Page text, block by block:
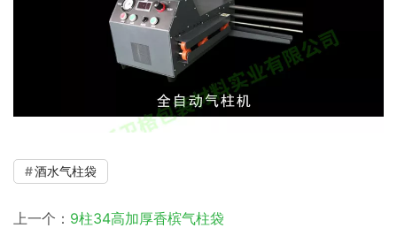
酒水气柱袋
上一个： 9柱34高加厚香槟气柱袋